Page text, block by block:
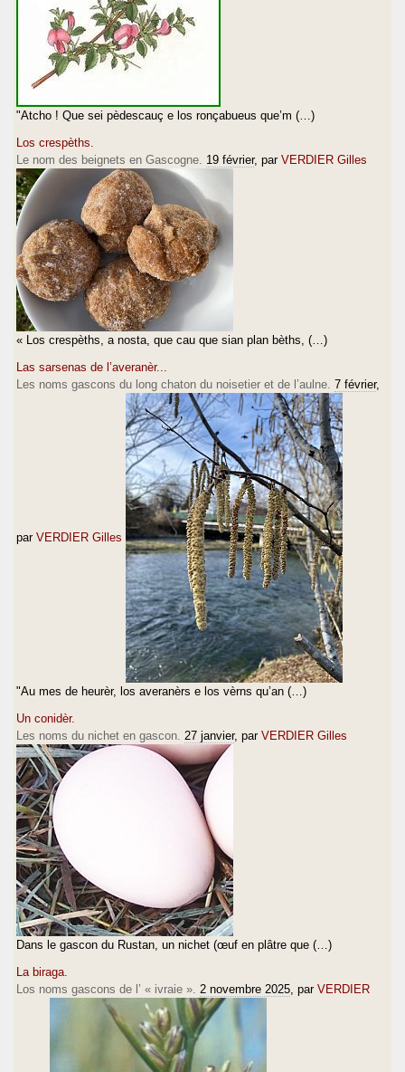
"Atcho ! Que sei pèdescauç e los ronçabueus que’m (…)
Los crespèths.
Le nom des beignets en Gascogne. 19 février, par VERDIER Gilles
« Los crespèths, a nosta, que cau que sian plan bèths, (…)
Las sarsenas de l’averanèr...
Les noms gascons du long chaton du noisetier et de l’aulne. 7 février,
par VERDIER Gilles
"Au mes de heurèr, los averanèrs e los vèrns qu’an (…)
Un conidèr.
Les noms du nichet en gascon. 27 janvier, par VERDIER Gilles
Dans le gascon du Rustan, un nichet (œuf en plâtre que (…)
La biraga.
Los noms gascons de l’ « ivraie ». 2 novembre 2025 , par VERDIER